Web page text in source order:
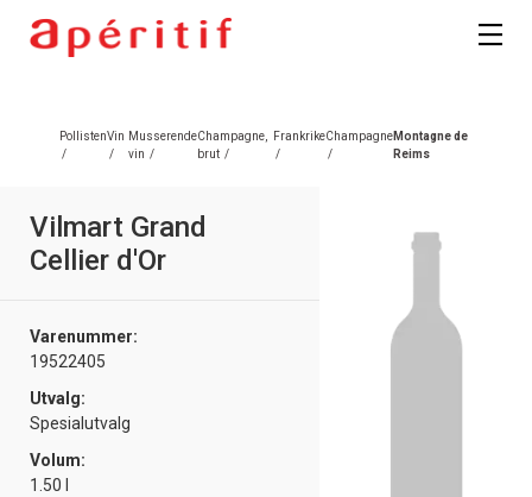
Pollisten
/
Vin
/
Musserende
vin /
Champagne,
brut /
Frankrike
/
Champagne
/
Montagne de
Reims
Vilmart Grand
Cellier d'Or
Varenummer:
19522405
Utvalg:
Spesialutvalg
Volum:
1.50 l